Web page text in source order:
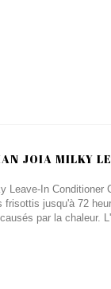
JOIA MILKY
Leave-In
jusqu'à 72
par la chaleur.